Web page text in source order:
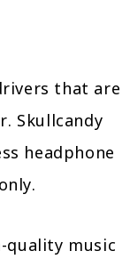
that are
Skullcandy
headphone
quality music